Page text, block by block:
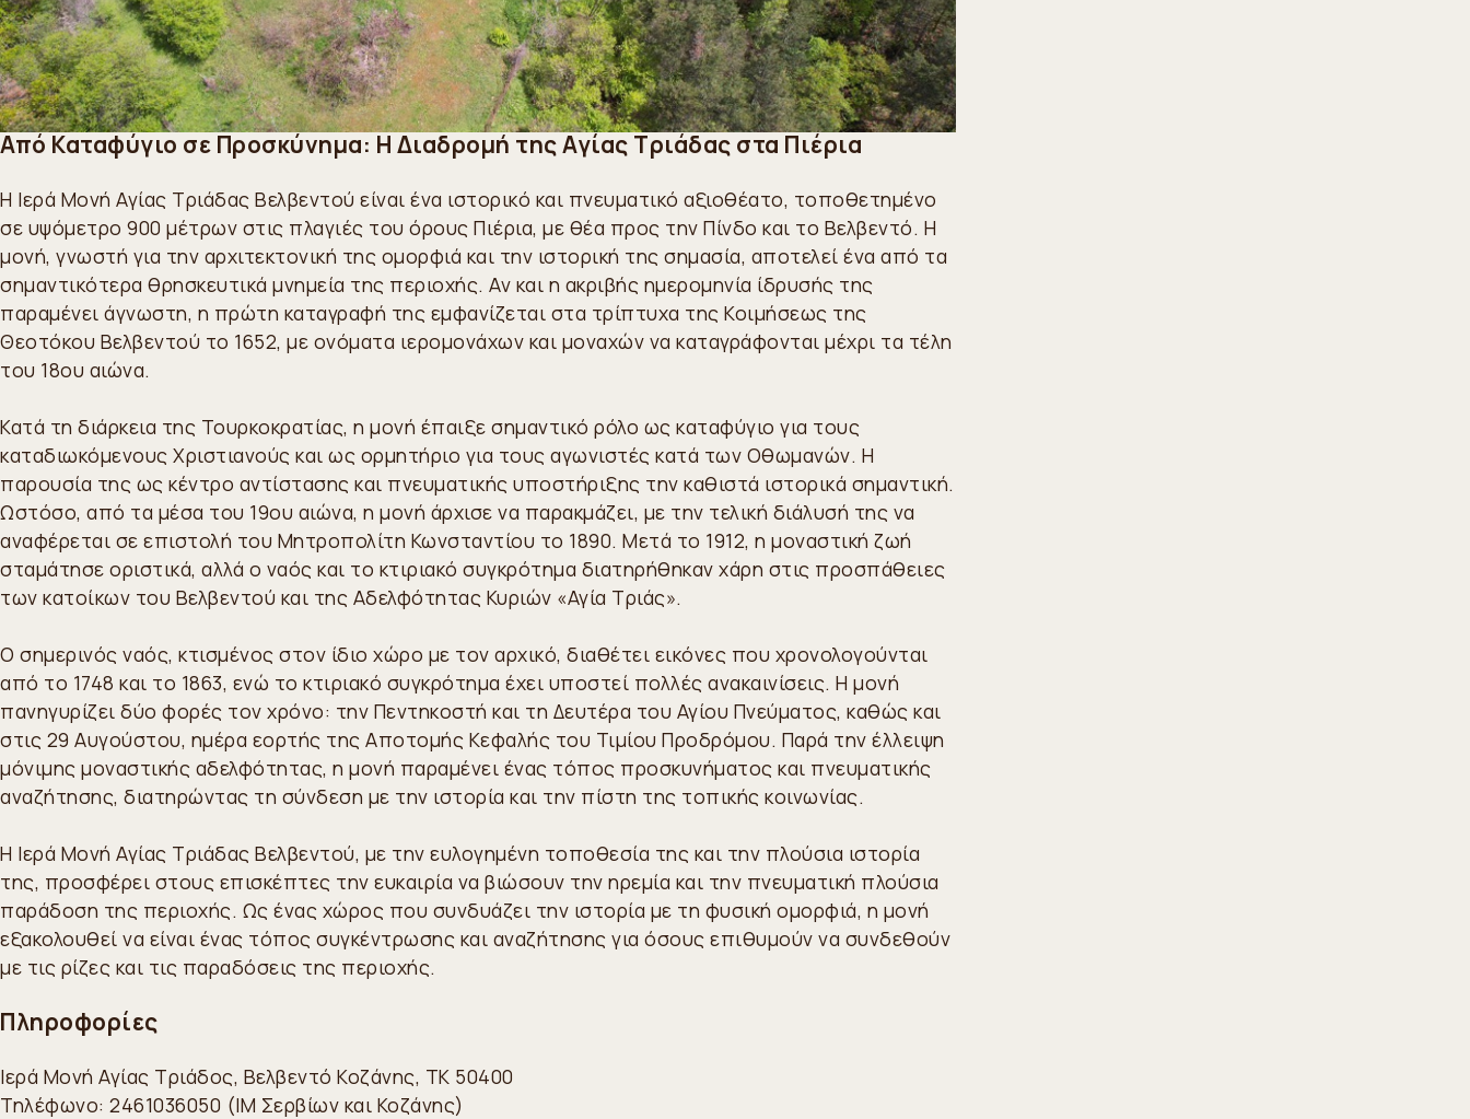
Από Καταφύγιο σε Προσκύνημα: Η Διαδρομή της Αγίας Τριάδας στα Πιέρια
Η Ιερά Μονή Αγίας Τριάδας Βελβεντού είναι ένα ιστορικό και πνευματικό αξιοθέατο, τοποθετημένο
σε υψόμετρο 900 μέτρων στις πλαγιές του όρους Πιέρια, με θέα προς την Πίνδο και το Βελβεντό. Η
μονή, γνωστή για την αρχιτεκτονική της ομορφιά και την ιστορική της σημασία, αποτελεί ένα από τα
σημαντικότερα θρησκευτικά μνημεία της περιοχής. Αν και η ακριβής ημερομηνία ίδρυσής της
παραμένει άγνωστη, η πρώτη καταγραφή της εμφανίζεται στα τρίπτυχα της Κοιμήσεως της
Θεοτόκου Βελβεντού το 1652, με ονόματα ιερομονάχων και μοναχών να καταγράφονται μέχρι τα τέλη
του 18ου αιώνα.
Κατά τη διάρκεια της Τουρκοκρατίας, η μονή έπαιξε σημαντικό ρόλο ως καταφύγιο για τους
καταδιωκόμενους Χριστιανούς και ως ορμητήριο για τους αγωνιστές κατά των Οθωμανών. Η
παρουσία της ως κέντρο αντίστασης και πνευματικής υποστήριξης την καθιστά ιστορικά σημαντική.
Ωστόσο, από τα μέσα του 19ου αιώνα, η μονή άρχισε να παρακμάζει, με την τελική διάλυσή της να
αναφέρεται σε επιστολή του Μητροπολίτη Κωνσταντίου το 1890. Μετά το 1912, η μοναστική ζωή
σταμάτησε οριστικά, αλλά ο ναός και το κτιριακό συγκρότημα διατηρήθηκαν χάρη στις προσπάθειες
των κατοίκων του Βελβεντού και της Αδελφότητας Κυριών «Αγία Τριάς».
Ο σημερινός ναός, κτισμένος στον ίδιο χώρο με τον αρχικό, διαθέτει εικόνες που χρονολογούνται
από το 1748 και το 1863, ενώ το κτιριακό συγκρότημα έχει υποστεί πολλές ανακαινίσεις. Η μονή
πανηγυρίζει δύο φορές τον χρόνο: την Πεντηκοστή και τη Δευτέρα του Αγίου Πνεύματος, καθώς και
στις 29 Αυγούστου, ημέρα εορτής της Αποτομής Κεφαλής του Τιμίου Προδρόμου. Παρά την έλλειψη
μόνιμης μοναστικής αδελφότητας, η μονή παραμένει ένας τόπος προσκυνήματος και πνευματικής
αναζήτησης, διατηρώντας τη σύνδεση με την ιστορία και την πίστη της τοπικής κοινωνίας.
Η Ιερά Μονή Αγίας Τριάδας Βελβεντού, με την ευλογημένη τοποθεσία της και την πλούσια ιστορία
της, προσφέρει στους επισκέπτες την ευκαιρία να βιώσουν την ηρεμία και την πνευματική πλούσια
παράδοση της περιοχής. Ως ένας χώρος που συνδυάζει την ιστορία με τη φυσική ομορφιά, η μονή
εξακολουθεί να είναι ένας τόπος συγκέντρωσης και αναζήτησης για όσους επιθυμούν να συνδεθούν
με τις ρίζες και τις παραδόσεις της περιοχής.
Πληροφορίες
Ιερά Μονή Αγίας Τριάδος, Βελβεντό Κοζάνης, ΤΚ 50400
Τηλέφωνο: 2461036050 (ΙΜ Σερβίων και Κοζάνης)